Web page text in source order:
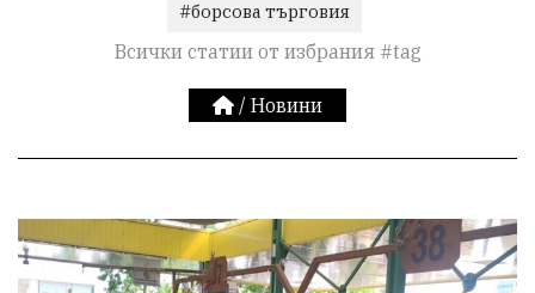
#борсова търговия
Всички статии от избрания #tag
/ Новини